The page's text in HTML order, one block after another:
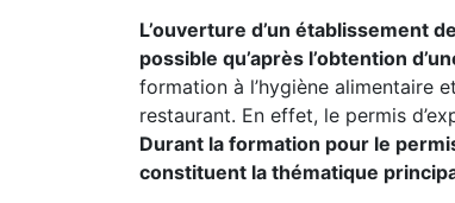
L’ouverture d’un établissement
possible qu’après l’obtention
formation à l’hygiène alimentaire
restaurant. En effet, le permis
Durant la formation pour le
constituent la thématique